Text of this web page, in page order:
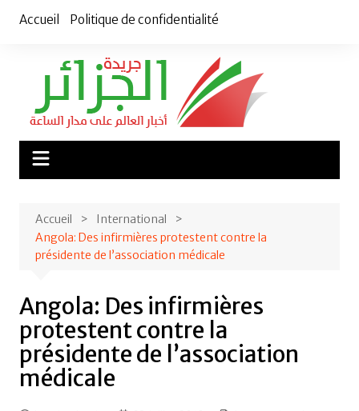
Accueil Politique de confidentialité
Accueil
International
Angola: Des infirmières protestent contre la
présidente de l’association médicale
Angola: Des infirmières
protestent contre la
présidente de l’association
médicale